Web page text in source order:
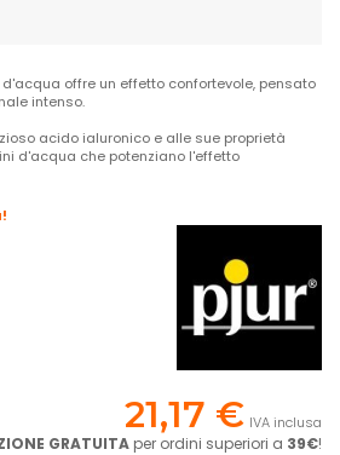
offre un effetto confortevole, pensato
intenso.
acido ialuronico e alle sue proprietà
d'acqua che potenziano l'effetto
21,17 € IVA inclusa
GRATUITA per ordini superiori a 39€!